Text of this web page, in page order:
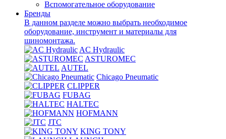
Вспомогательное оборудование
Бренды
В данном разделе можно выбрать необходимое
оборудование, инструмент и материалы для
шиномонтажа.
AC Hydraulic
ASTUROMEC
AUTEL
Chicago Pneumatic
CLIPPER
FUBAG
HALTEC
HOFMANN
JTC
KING TONY